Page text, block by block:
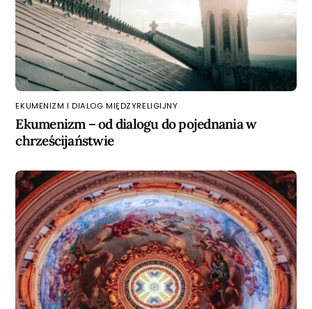
EKUMENIZM I DIALOG MIĘDZYRELIGIJNY
Ekumenizm – od dialogu do pojednania w
chrześcijaństwie